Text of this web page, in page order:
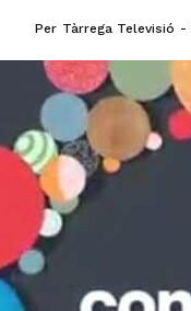
Per Tàrrega Televisió